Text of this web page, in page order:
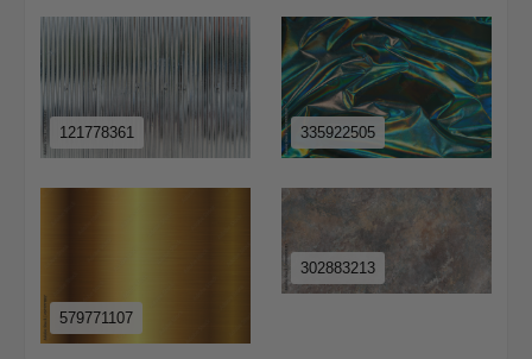
121778361 335922505
579771107
302883213